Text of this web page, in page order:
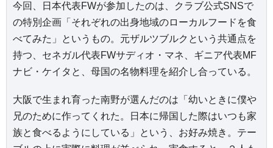
今回、日本代表FWが参加したのは、クラブ公式SNSで
の特別企画「それぞれの出身地域のローカルフードを食
べてみた」というもの。元ザルツブルクという共通点を
持つ、セネガル代表FWサディオ・マネ、ギニア代表MF
ナビ・ケイタと、母国の名物料理を紹介し合っている。
大阪で生まれ育った南野が選んだのは「幼いときに僕や
兄のために作ってくれた。日本に帰国した際はいつも家
族と食べるようにしている」という、お好み焼き。テー